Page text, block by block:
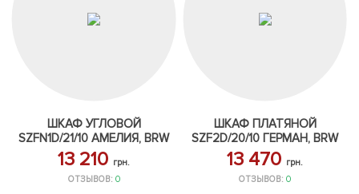
ШКАФ УГЛОВОЙ
SZFN1D/21/10 АМЕЛИЯ, BRW
13 210 грн.
ОТЗЫВОВ: 0
ШКАФ ПЛАТЯНОЙ
SZF2D/20/10 ГЕРМАН, BRW
13 470 грн.
ОТЗЫВОВ:0